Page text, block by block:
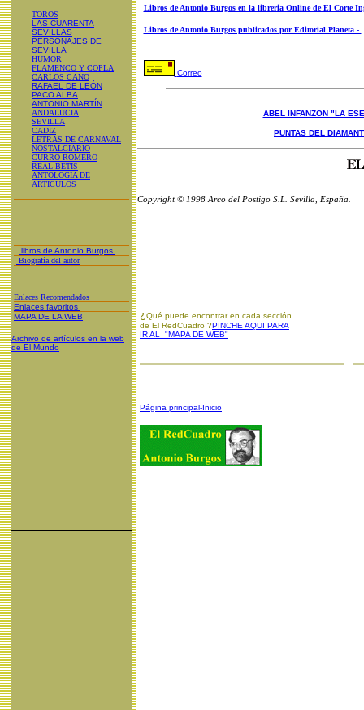
TOROS
LAS CUARENTA
SEVILLAS
PERSONAJES DE
SEVILLA
HUMOR
FLAMENCO Y COPLA
CARLOS CANO
RAFAEL DE LEÓN
PACO ALBA
ANTONIO MARTÍN
ANDALUCIA
SEVILLA
CADIZ
LETRAS DE CARNAVAL
NOSTALGIARIO
CURRO ROMERO
REAL BETIS
ANTOLOGÍA DE
ARTICULOS
libros de Antonio Burgos
Biografía del autor
Enlaces Recomendados
Enlaces favoritos
MAPA DE LA WEB
Archivo de artículos en la web
de El Mundo
Libros de Antonio Burgos en la libreria Online de El Corte
Libros de Antonio Burgos publicados por Editorial Planeta -
Correo
ABEL INFANZON "LA
PUNTAS DEL
Copyright © 1998 Arco del Postigo S.L. Sevilla, España.
¿ Qué puede encontrar en cada sección
de El RedCuadro ?PINCHE AQUI PARA
IR AL "MAPA DE WEB"
Página principal-Inicio